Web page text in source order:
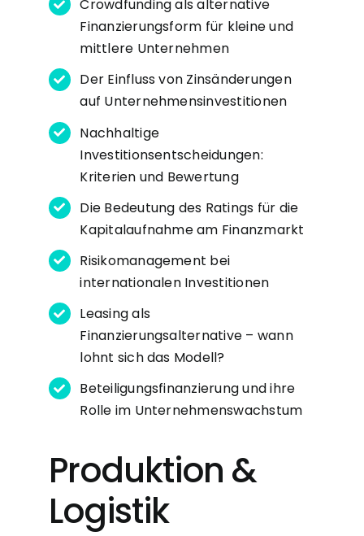
Crowdfunding als alternative
Finanzierungsform für kleine und
mittlere Unternehmen
Der Einfluss von Zinsänderungen
auf Unternehmensinvestitionen
Nachhaltige
Investitionsentscheidungen:
Kriterien und Bewertung
Die Bedeutung des Ratings für die
Kapitalaufnahme am Finanzmarkt
Risikomanagement bei
internationalen Investitionen
Leasing als
Finanzierungsalternative – wann
lohnt sich das Modell?
Beteiligungsfinanzierung und ihre
Rolle im Unternehmenswachstum
Produktion &
Logistik